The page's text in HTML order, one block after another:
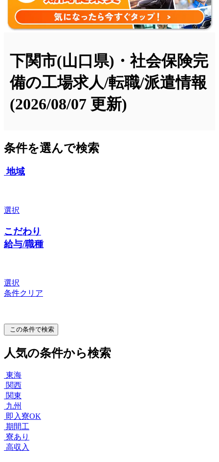
下関市(山口県)・社会保険完
備の工場求人/転職/派遣情報
(2026/08/07 更新)
条件を選んで検索
地域
選択
こだわり
給与/職種
選択
条件クリア
この条件で検索
人気の条件から検索
東海
関西
関東
九州
即入寮OK
期間工
寮あり
高収入